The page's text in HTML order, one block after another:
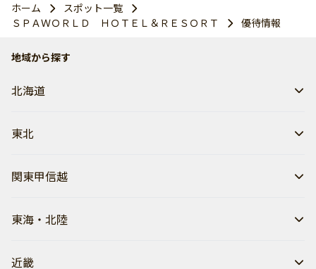
ホーム
スポット一覧
ＳＰＡＷＯＲＬＤ ＨＯＴＥＬ＆ＲＥＳＯＲＴ
優待情報
地域から探す
北海道
東北
関東甲信越
東海・北陸
近畿